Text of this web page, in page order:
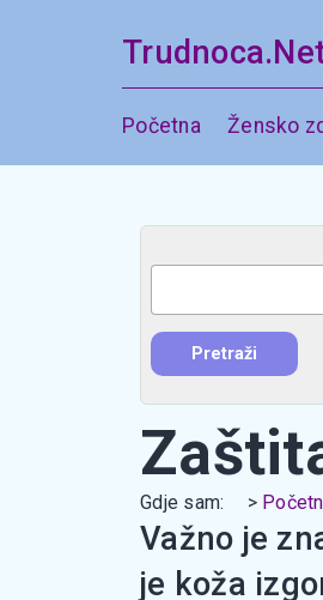
Početna Žensko
Gdje sam:
Važno je
je koža